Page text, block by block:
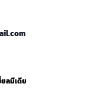
ยลมีเดีย